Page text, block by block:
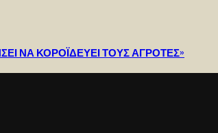
ΝΑ ΚΟΡΟΪΔΕΥΕΙ ΤΟΥΣ ΑΓΡΟΤΕΣ»